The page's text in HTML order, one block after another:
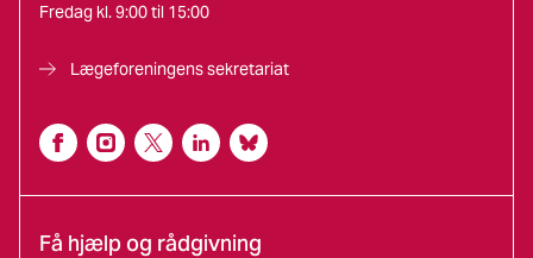
Fredag kl. 9:00 til 15:00
Lægeforeningens sekretariat
Få hjælp og rådgivning